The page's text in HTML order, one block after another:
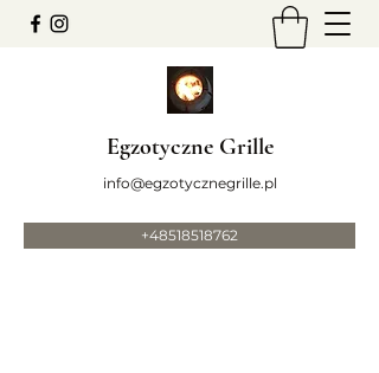
Egzotyczne Grille
info@egzotycznegrille.pl
+48518518762